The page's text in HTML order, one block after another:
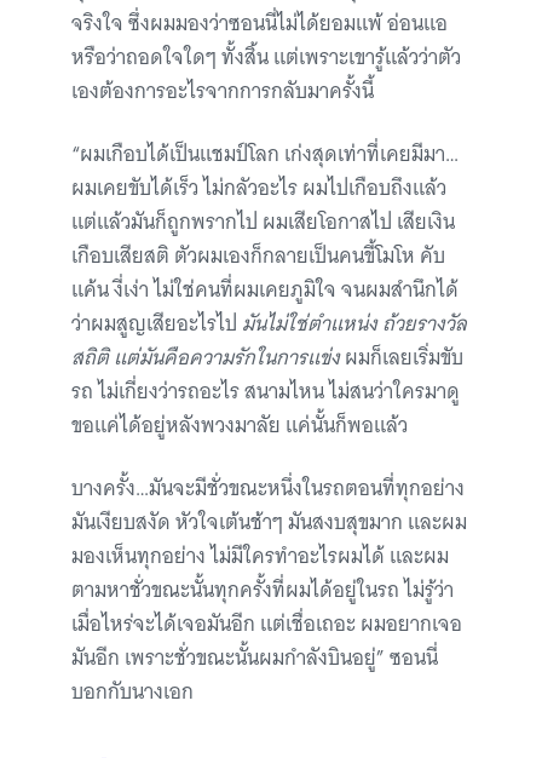
จริงใจ ซึ่งผมมองว่าซอนนี่ไม่ได้ยอมแพ้ อ่อนแอ
หรือว่าถอดใจใดๆ ทั้งสิ้น แต่เพราะเขารู้แล้วว่าตัว
เองต้องการอะไรจากการกลับมาครั้งนี้
“ผมเกือบได้เป็นแชมป์โลก เก่งสุดเท่าที่เคยมีมา…
ผมเคยขับได้เร็ว ไม่กลัวอะไร ผมไปเกือบถึงแล้ว
แต่แล้วมันก็ถูกพรากไป ผมเสียโอกาสไป เสียเงิน
เกือบเสียสติ ตัวผมเองก็กลายเป็นคนขี้โมโห คับ
แค้น งี่เง่า ไม่ใช่คนที่ผมเคยภูมิใจ จนผมสำนึกได้
ว่าผมสูญเสียอะไรไป มันไม่ใช่ตำแหน่ง ถ้วยรางวัล
สถิติ แต่มันคือความรักในการแข่งผมก็เลยเริ่มขับ
รถ ไม่เกี่ยงว่ารถอะไร สนามไหน ไม่สนว่าใครมาดู
ขอแค่ได้อยู่หลังพวงมาลัย แค่นั้นก็พอแล้ว
บางครั้ง…มันจะมีชั่วขณะหนึ่งในรถตอนที่ทุกอย่าง
มันเงียบสงัด หัวใจเต้นช้าๆ มันสงบสุขมาก และผม
มองเห็นทุกอย่าง ไม่มีใครทำอะไรผมได้ และผม
ตามหาชั่วขณะนั้นทุกครั้งที่ผมได้อยู่ในรถ ไม่รู้ว่า
เมื่อไหร่จะได้เจอมันอีก แต่เชื่อเถอะ ผมอยากเจอ
มันอีก เพราะชั่วขณะนั้นผมกำลังบินอยู่” ซอนนี่
บอกกับนางเอก